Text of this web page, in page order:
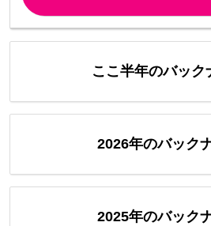
ここ半年のバック
2026年のバック
2025年のバック